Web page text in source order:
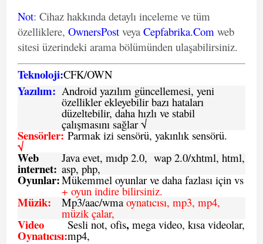
Not: Cihaz hakkında detaylı inceleme ve tüm
özelliklere, OwnersPost veya Cepfabrika.Com web
sitesi üzerindeki arama bölümünden ulaşabilirsiniz.
Teknoloji:CFK/OWN
Yazılım: Android yazılım güncellemesi, yeni
özellikler ekleyebilir bazı hataları
düzeltebilir, daha hızlı ve stabil
çalışmasını sağlar √
Sensörler:
√
Parmak izi sensörü, yakınlık sensörü.
Web
internet:
Java evet, mıdp 2.0, wap 2.0/xhtml, html,
asp, php,
Oyunlar:Mükemmel oyunlar ve daha fazlası için vs
+ oyun indire bilirsiniz.
Müzik: Mp3/aac/wmaoynatıcısı, mp3, mp4,
müzik çalar,
Video
Oynatıcısı:
Sesli not, ofis, mega video, kısa videolar,
mp4,